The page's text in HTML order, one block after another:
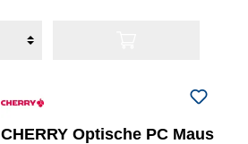
CHERRY Optische PC Maus